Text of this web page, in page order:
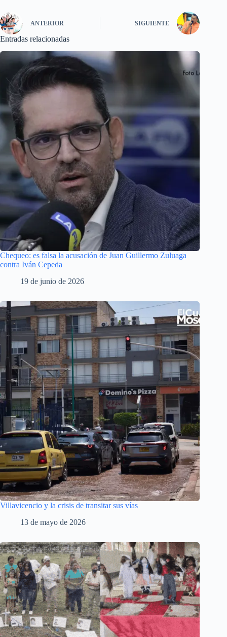
ANTERIOR SIGUIENTE
Entradas relacionadas
Chequeo: es falsa la acusación de Juan Guillermo Zuluaga
contra Iván Cepeda
19 de junio de 2026
Villavicencio y la crisis de transitar sus vías
13 de mayo de 2026